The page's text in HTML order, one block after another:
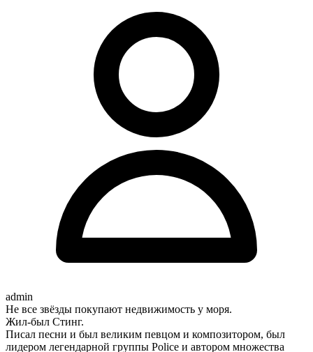
admin
Не все звёзды покупают недвижимость у моря.
Жил-был Стинг.
Писал песни и был великим певцом и композитором, был
лидером легендарной группы Police и автором множества